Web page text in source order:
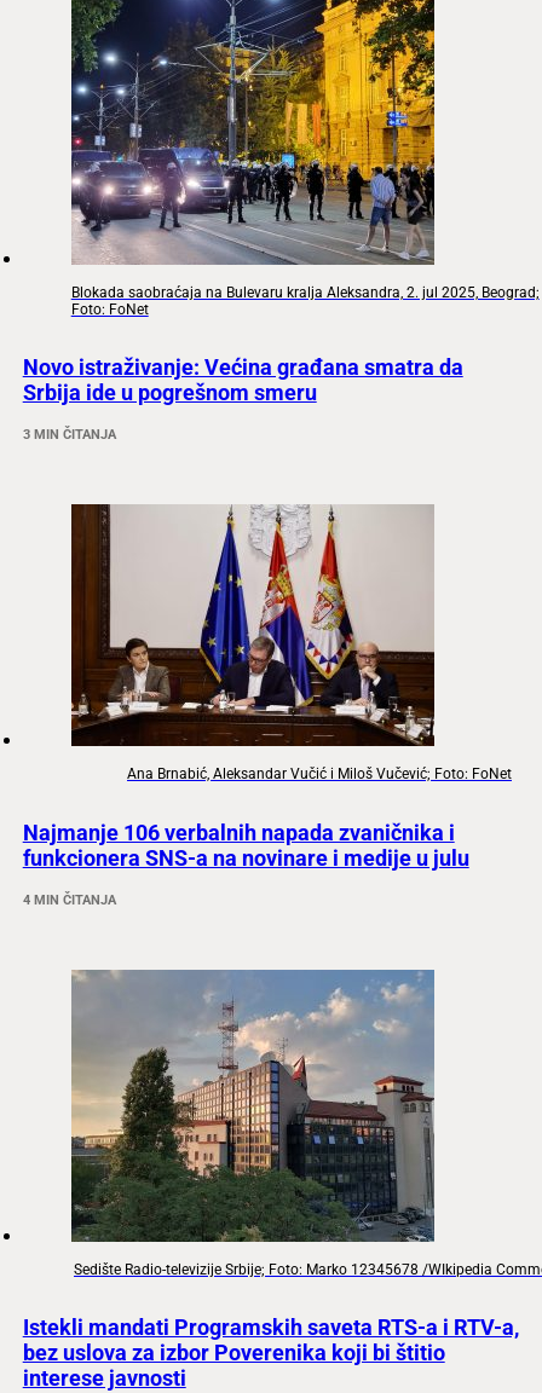
Blokada saobraćaja na Bulevaru kralja Aleksandra, 2. jul 2025, Beograd;
Foto: FoNet
Novo istraživanje: Većina građana smatra da
Srbija ide u pogrešnom smeru
3 MIN ČITANJA
Ana Brnabić, Aleksandar Vučić i Miloš Vučević; Foto: FoNet
Najmanje 106 verbalnih napada zvaničnika i
funkcionera SNS-a na novinare i medije u julu
4 MIN ČITANJA
Sedište Radio-televizije Srbije; Foto: Marko 12345678 /WIkipedia
Istekli mandati Programskih saveta RTS-a i RTV-a,
bez uslova za izbor Poverenika koji bi štitio
interese javnosti